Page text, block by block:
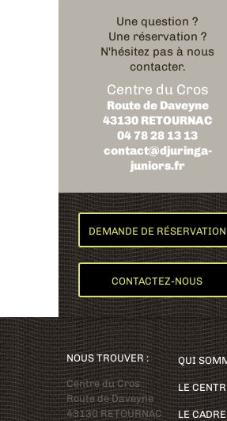
Une question ?
Une réservation ?
N'hésitez pas à nous
contacter.
Centre du Cros
Route de Daveyne
43130 RETOURNAC
04 78 28 13 13
contact@djuringa-
juniors.fr
DEMANDE DE RÉSERVATION
CONTACTEZ-NOUS
NOUS TROUVER :
Centre du Cros
Route de Daveyne
43130 RETOURNAC
QUI
LE
LE CADRE